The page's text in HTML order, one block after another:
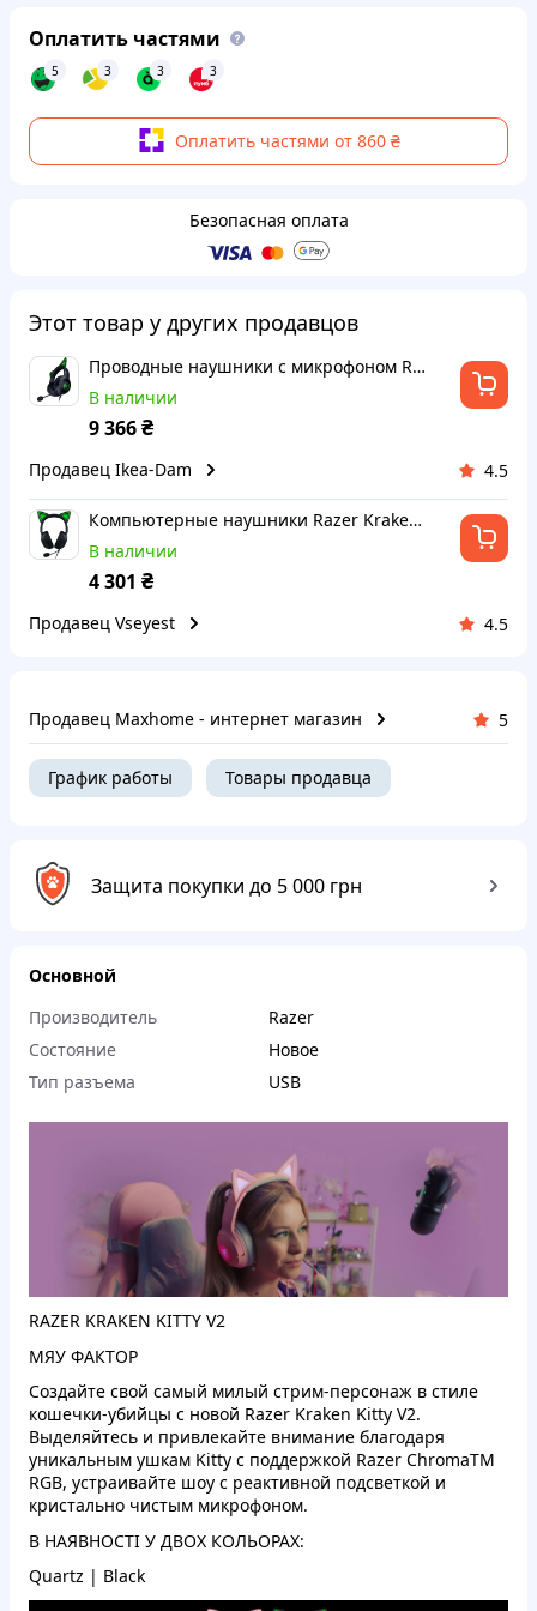
Оплатить частями
5 3 3 3
Оплатить частями от 860 ₴
Безопасная оплата
Этот товар у других продавцов
Проводные наушники с микрофоном Razer Kraken Kitty V2 Black Накладные Черные
В наличии
9 366₴
Продавец Ikea-Dam 4.5
Компьютерные наушники Razer Kraken Kitty V2 Black с микрофоном
В наличии
4 301 ₴
Продавец Vseyest 4.5
Продавец Maxhome - интернет магазин 5
График работы Товары продавца
Защита покупки до 5 000 грн
Основной
Производитель
Razer
Состояние
Новое
Тип разъема
USB
RAZER KRAKEN KITTY V2
МЯУ ФАКТОР
Создайте свой самый милый стрим-персонаж в стиле
кошечки-убийцы с новой Razer Kraken Kitty V2.
Выделяйтесь и привлекайте внимание благодаря
уникальным ушкам Kitty с поддержкой Razer ChromaTM
RGB, устраивайте шоу с реактивной подсветкой и
кристально чистым микрофоном.
В НАЯВНОСТІ У ДВОХ КОЛЬОРАХ:
Quartz | Black